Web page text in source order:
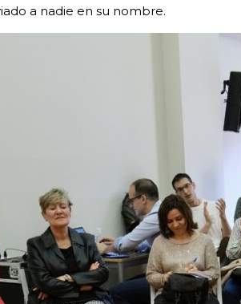
a nadie en su nombre.